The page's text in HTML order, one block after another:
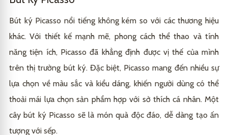
Bút ký Picasso nổi tiếng không kém so với các thương hiệu
khác. Với thiết kế mạnh mẽ, phong cách thể thao và tính
năng tiện ích, Picasso đã khẳng định được vị thế của mình
trên thị trường bút ký. Đặc biệt, Picasso mang đến nhiều sự
lựa chọn về màu sắc và kiểu dáng, khiến người dùng có thể
thoải mái lựa chọn sản phẩm hợp với sở thích cá nhân. Một
cây bút ký Picasso sẽ là món quà độc đáo, dễ dàng tạo ấn
tượng với sếp.